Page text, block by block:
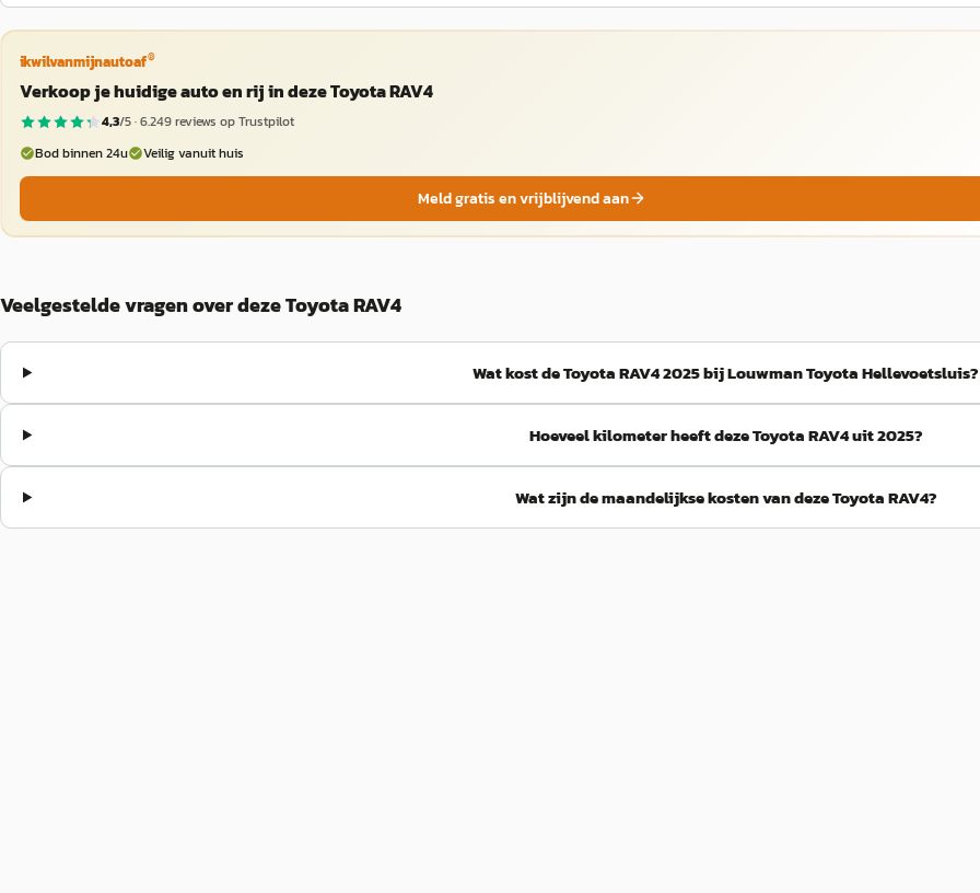
ikwilvanmijnautoaf®
Verkoop je huidige auto en rij in deze Toyota RAV4
4,3/5 ·6.249reviews op Trustpilot
Bod binnen 24u
Veilig vanuit huis
Meld gratis en vrijblijvend aan
Veelgestelde vragen over deze Toyota RAV4
Wat kost de Toyota RAV4 2025 bij Louwman Toyota Hellevoetsluis?
Hoeveel kilometer heeft deze Toyota RAV4 uit 2025?
Wat zijn de maandelijkse kosten van deze Toyota RAV4?